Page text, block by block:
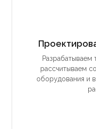
Разрабатываем
рассчитываем
оборудования и